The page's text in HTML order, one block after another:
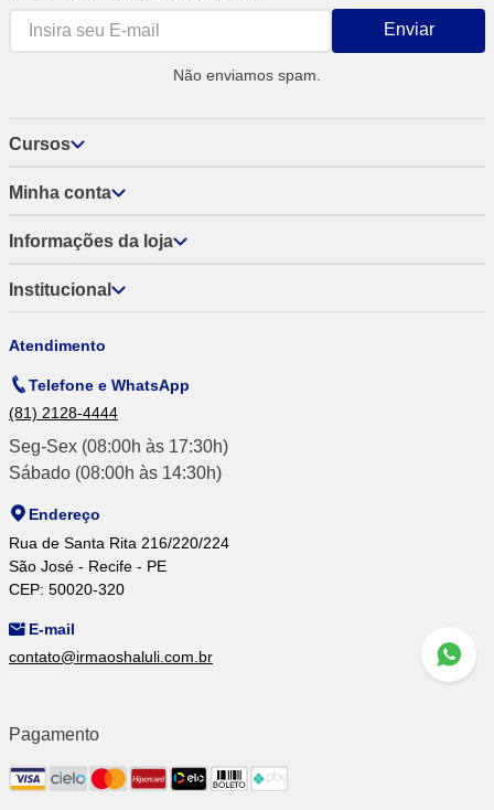
Enviar
Não enviamos spam.
Cursos
Minha conta
Informações da loja
Institucional
Atendimento
Telefone e WhatsApp
(81) 2128-4444
Seg-Sex (08:00h às 17:30h)
Sábado (08:00h às 14:30h)
Endereço
Rua de Santa Rita 216/220/224
São José - Recife - PE
CEP: 50020-320
E-mail
contato@irmaoshaluli.com.br
Pagamento